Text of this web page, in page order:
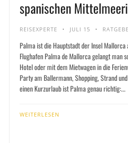
spanischen
REISEXPERTE JULI 15
Palma ist die Hauptstadt der Insel Mallorca
Flughafen Palma de Mallorca gelangt man
Hotel oder mit dem Mietwagen in die
Party am Ballermann, Shopping, Strand
einen Kurzurlaub ist Palma genau richtig:...
WEITERLESEN